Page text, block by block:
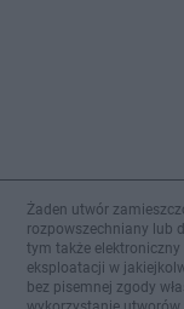
Żaden utwór
rozpowszechniany lub
tym także
eksploatacji w
bez pisemnej zgody